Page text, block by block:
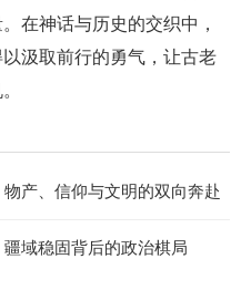
在神话与历史的交织中，
汲取前行的勇气，让古老
产、信仰与文明的双向奔赴
域稳固背后的政治棋局